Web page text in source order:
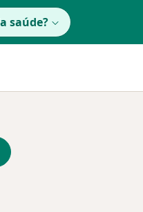
saúde?